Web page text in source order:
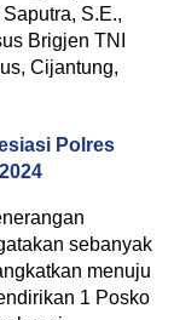
S.E.,
Brigjen TNI
Cijantung,
Polres
sebanyak
menuju
1 Posko